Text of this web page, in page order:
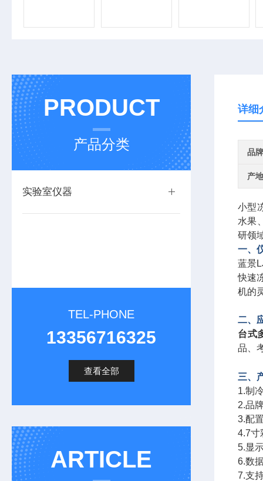
PRODUCT
产品分类
实验室仪器
TEL-PHONE
13356716325
查看全部
ARTICLE
详细
品牌
产地
小型
水果
研领
一、
蓝景
快速
机的
二、
台式
品、
三、
1.制
2.品
3.配
4.7寸
5.显
6.数
7.支